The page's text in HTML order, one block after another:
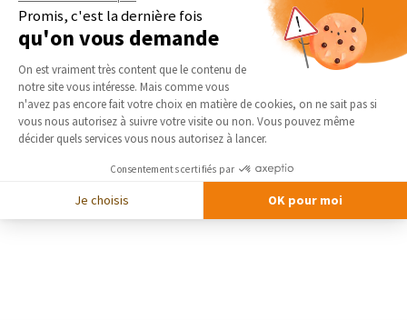
Promis, c'est la dernière fois
qu'on vous demande
Plateforme de Gestion du
On est vraiment très content que le contenu de
notre site vous intéresse. Mais comme vous
n'avez pas encore fait votre choix en matière de cookies, on ne sait pas si
vous nous autorisez à suivre votre visite ou non. Vous pouvez même
décider quels services vous nous autorisez à lancer.
Consentements certifiés par
Je choisis OK pour moi
Axeptio consent